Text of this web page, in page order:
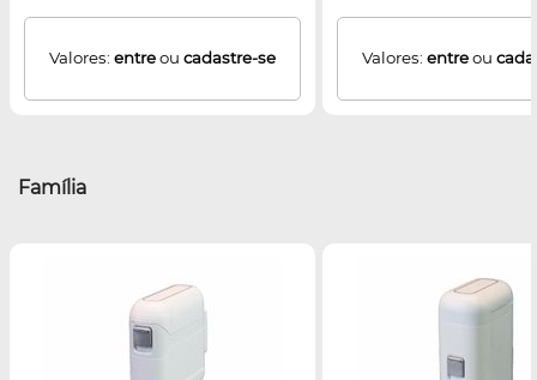
Valores: entreou cadastre-se Valores: entreou
Família